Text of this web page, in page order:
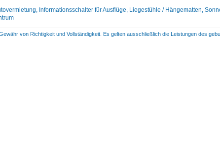
Informationsschalter für Ausflüge, Liegestühle / Hängematten,
von Richtigkeit und Vollständigkeit. Es gelten ausschließlich die Leistungen des